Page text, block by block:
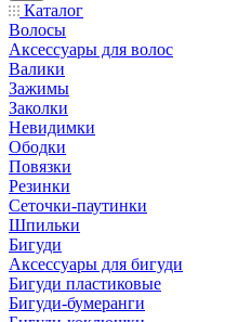
Каталог
Волосы
Аксессуары для волос
Валики
Зажимы
Заколки
Невидимки
Ободки
Повязки
Резинки
Сеточки-паутинки
Шпильки
Бигуди
Аксессуары для бигуди
Бигуди пластиковые
Бигуди-бумеранги